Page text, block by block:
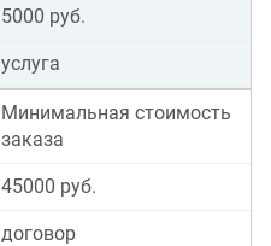
5000 руб.
услуга
Минимальная стоимость
заказа
45000 руб.
договор